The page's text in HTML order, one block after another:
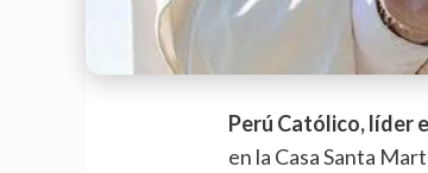
Perú Católico, líder
en la Casa Santa